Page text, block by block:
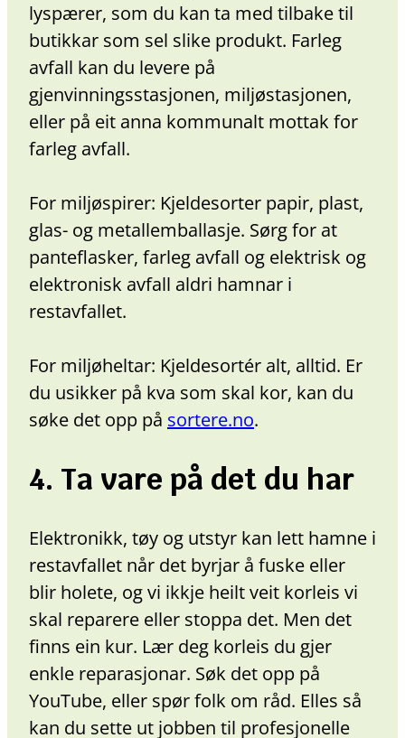
lyspærer, som du kan ta med tilbake til
butikkar som sel slike produkt. Farleg
avfall kan du levere på
gjenvinningsstasjonen, miljøstasjonen,
eller på eit anna kommunalt mottak for
farleg avfall.
For miljøspirer: Kjeldesorter papir, plast,
glas- og metallemballasje. Sørg for at
panteflasker, farleg avfall og elektrisk og
elektronisk avfall aldri hamnar i
restavfallet.
For miljøheltar: Kjeldesortér alt, alltid. Er
du usikker på kva som skal kor, kan du
søke det opp på sortere.no.
4. Ta vare på det du har
Elektronikk, tøy og utstyr kan lett hamne i
restavfallet når det byrjar å fuske eller
blir holete, og vi ikkje heilt veit korleis vi
skal reparere eller stoppa det. Men det
finns ein kur. Lær deg korleis du gjer
enkle reparasjonar. Søk det opp på
YouTube, eller spør folk om råd. Elles så
kan du sette ut jobben til profesjonelle